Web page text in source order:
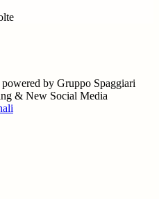
by Gruppo Spaggiari
& New Social Media